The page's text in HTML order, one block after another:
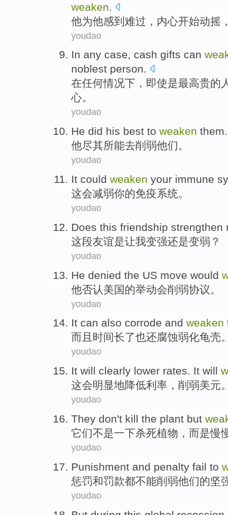
weaken
他为他感到 难过 ，内心开始动摇
youdao
In any case, cash gifts can
noblest person.
在任何情况下 ， 即使是最高贵的
心。
youdao
He did his best to weaken them.
他尽其所能去削弱他们。
youdao
It could weaken your immune
这会减弱你的免疫系统。
youdao
Does this friendship strengthen
这段友谊是让我变强还是变弱 ？
youdao
He denied the US move would
他否认 美国的举动会削弱协议 。
youdao
It can also corrode and weaken
而且 时间长了也还腐蚀弱化龟壳
youdao
It will clearly lower rates. It will
这会明显地降低利率 ， 削弱美元
youdao
They don't kill the plant but
它们不是一下杀死植物 ， 而是慢
youdao
Punishment and penalty fail to
惩罚和罚款都不能削弱他们的坚
youdao